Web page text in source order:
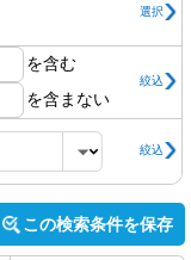
選択
を含む
を含まない
絞込
絞込
この検索条件を保存